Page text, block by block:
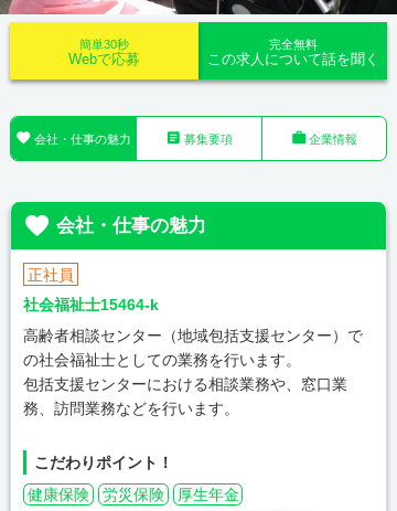
完全無料
この求人について話を聞く
簡単30秒
Webで応募
 会社・仕事の魅力  募集要項 企業情報
 会社・仕事の魅力
正社員
社会福祉士15464-k
高齢者相談センター（地域包括支援センター）で
の社会福祉士としての業務を行います。
包括支援センターにおける相談業務や、窓口業
務、訪問業務などを行います。
こだわりポイント！
健康保険
労災保険
厚生年金